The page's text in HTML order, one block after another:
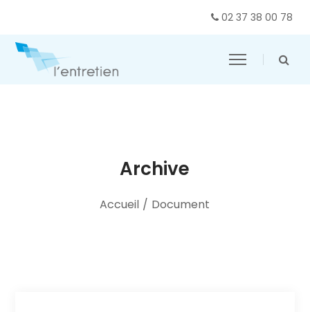
02 37 38 00 78
Archive
Accueil / Document